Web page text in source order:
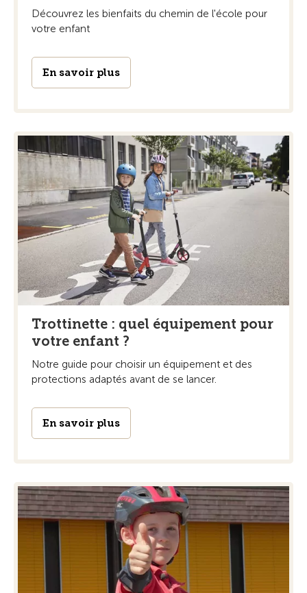
Découvrez les bienfaits du chemin de l'école pour
votre enfant
En savoir plus
Trottinette : quel équipement pour
votre enfant ?
Notre guide pour choisir un équipement et des
protections adaptés avant de se lancer.
En savoir plus